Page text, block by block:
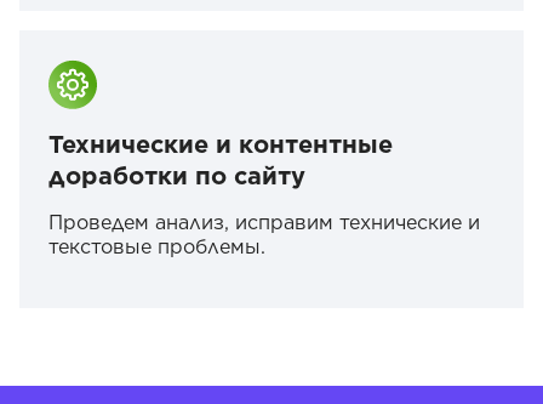
Технические и контентные
доработки по сайту
Проведем анализ, исправим технические и
текстовые проблемы.